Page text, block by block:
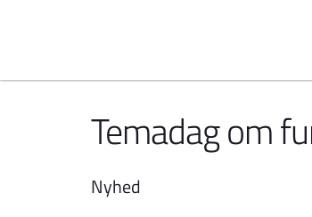
Temadag om
Nyhed